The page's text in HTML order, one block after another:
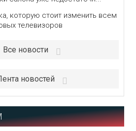
которую стоит изменить всем
телевизоров
Все новости
новостей